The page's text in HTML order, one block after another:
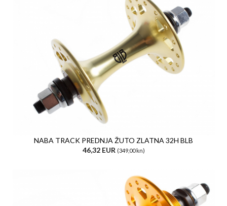
NABA TRACK PREDNJA ŽUTO ZLATNA 32H BLB
46,32 EUR (349,00 kn)